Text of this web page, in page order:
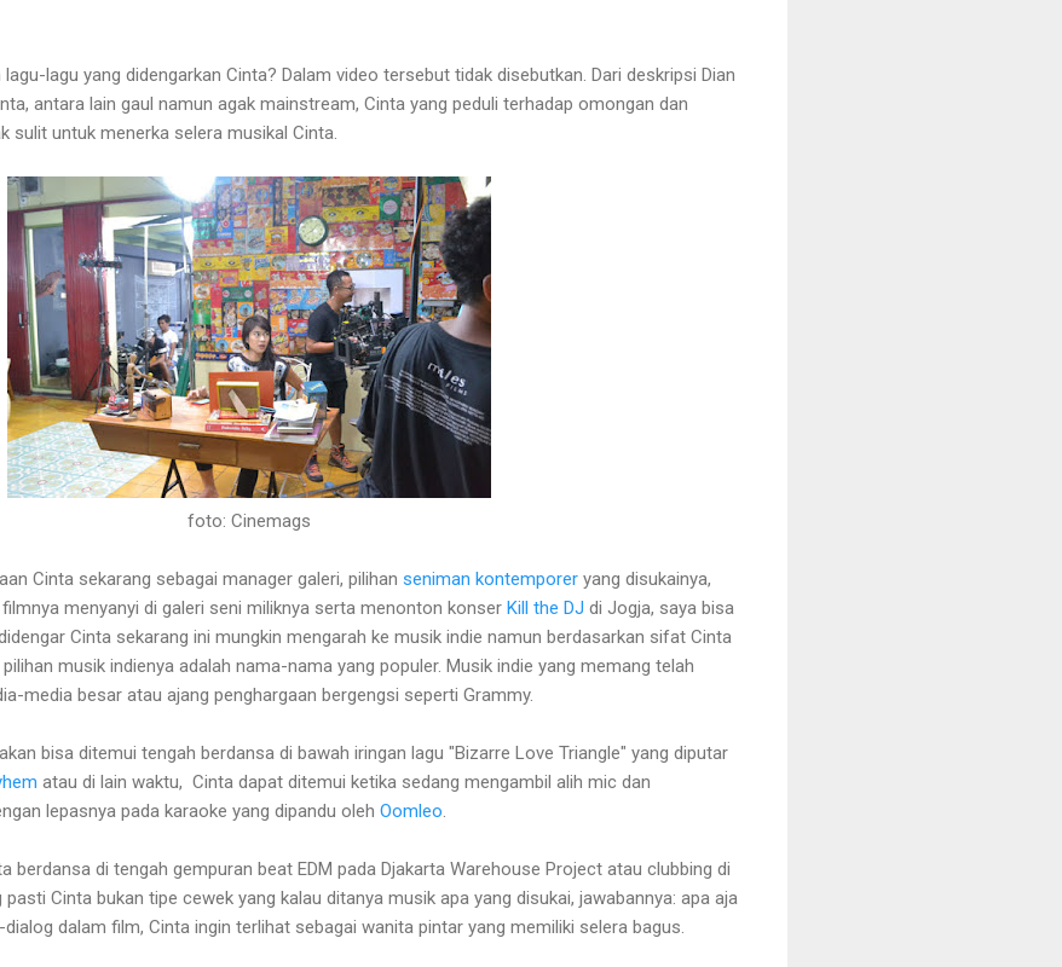
lagu yang didengarkan Cinta? Dalam video tersebut tidak disebutkan. Dari deskripsi Dian
antara lain gaul namun agak mainstream, Cinta yang peduli terhadap omongan dan
sulit untuk menerka selera musikal Cinta.
foto: Cinemags
Cinta sekarang sebagai manager galeri, pilihan seniman kontemporer yang disukainya,
menyanyi di galeri seni miliknya serta menonton konser Kill the DJ di Jogja, saya bisa
Cinta sekarang ini mungkin mengarah ke musik indie namun berdasarkan sifat Cinta
musik indienya adalah nama-nama yang populer. Musik indie yang memang telah
media besar atau ajang penghargaan bergengsi seperti Grammy.
bisa ditemui tengah berdansa di bawah iringan lagu "Bizarre Love Triangle" yang diputar
atau di lain waktu, Cinta dapat ditemui ketika sedang mengambil alih mic dan
lepasnya pada karaoke yang dipandu oleh Oomleo
berdansa di tengah gempuran beat EDM pada Djakarta Warehouse Project atau clubbing di
Cinta bukan tipe cewek yang kalau ditanya musik apa yang disukai, jawabannya: apa aja
dalam film, Cinta ingin terlihat sebagai wanita pintar yang memiliki selera bagus.